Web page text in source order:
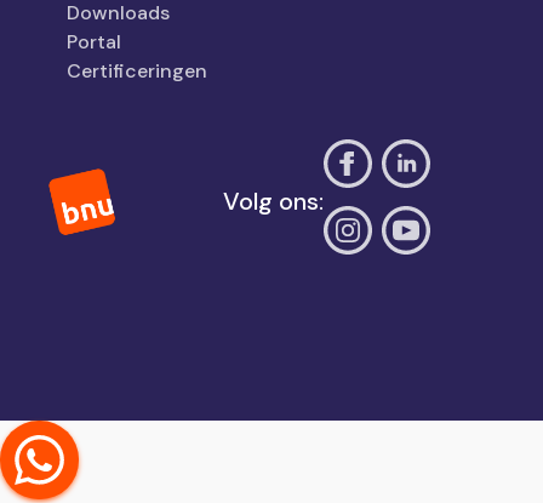
Downloads
Portal
Certificeringen
Volg ons: